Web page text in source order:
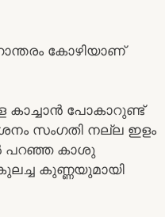
കോഴിയാണ്
കാച്ചാൻ പോകാറുണ്ട്
സംഗതി നല്ല ഇളം
പറഞ്ഞ കാശു
കുണ്ണയുമായി